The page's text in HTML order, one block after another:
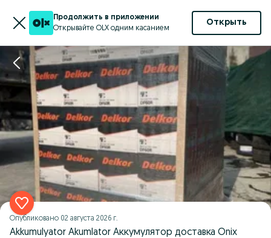
Продолжить в приложении
Открывайте OLX одним касанием
Открыть
Опубликовано 02 августа 2026 г.
Akkumulyator Akumlator Аккумулятор доставка Onix